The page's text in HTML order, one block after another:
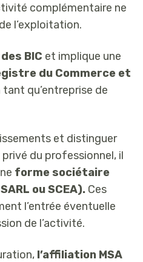
complémentaire ne
l’exploitation.
des BIC et implique une
du Commerce et
tant qu’entreprise de
et distinguer
du professionnel, il
forme sociétaire
ou SCEA). Ces
l’entrée éventuelle
de l’activité.
l’affiliation MSA